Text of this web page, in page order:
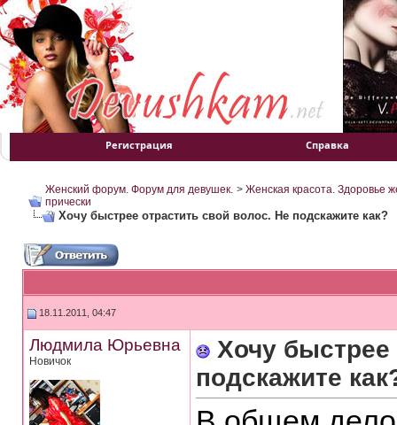
Регистрация Справка
Женский форум. Форум для девушек. > Женская красота. Здоровье
прически
Хочу быстрее отрастить свой волос. Не подскажите как?
18.11.2011, 04:47
Людмила Юрьевна
Новичок
Хочу быстрее
подскажите